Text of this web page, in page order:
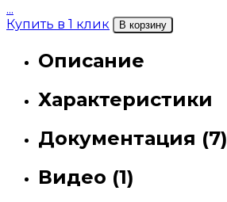
...
Купить в 1 клик
В корзину
Описание
Характеристики
Документация (7)
Видео (1)